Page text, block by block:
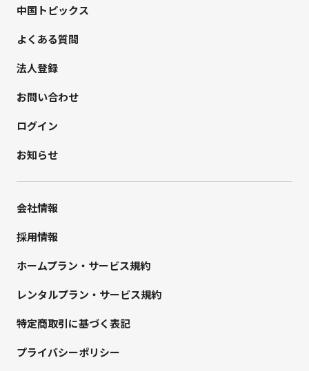
中国トピックス
よくある質問
法人登録
お問い合わせ
ログイン
お知らせ
会社情報
採用情報
ホームプラン・サービス規約
レンタルプラン・サービス規約
特定商取引に基づく表記
プライバシーポリシー